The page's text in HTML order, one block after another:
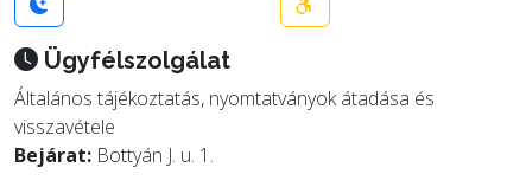
Ügyfélszolgálat
Általános tájékoztatás, nyomtatványok átadása és
visszavétele
Bejárat: Bottyán J. u. 1.